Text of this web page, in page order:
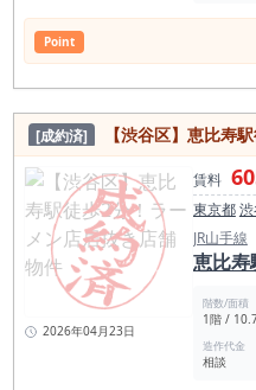
Point
[成約済] 【渋谷区】恵比寿駅
2026年04月23日
賃料
東京都
JR山手線
恵比寿
階数/面積
1階 /
造作代金
相談